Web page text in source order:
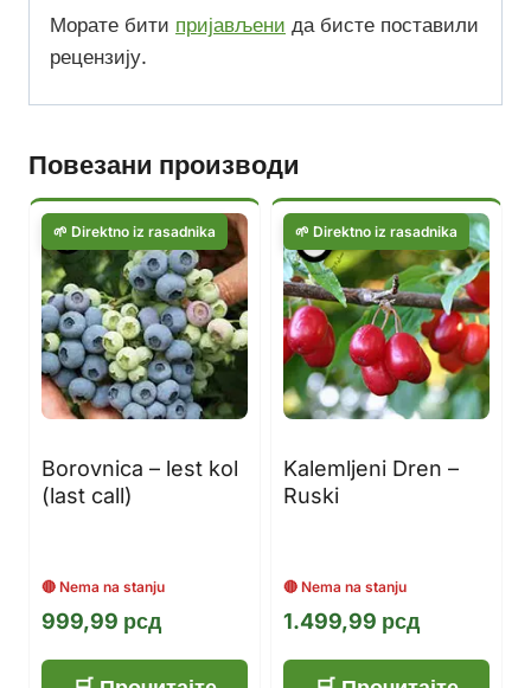
Морате бити пријављени да бисте поставили
рецензију.
Повезани производи
Borovnica – lest kol
(last call)
999,99 рсд
Kalemljeni Dren –
Ruski
1.499,99 рсд